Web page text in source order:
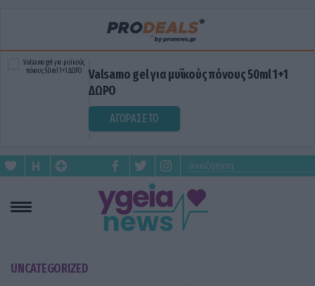
Valsamo gel για μυϊκούς πόνους 50ml 1+1
ΔΩΡΟ
ΑΓΟΡΑΣΕ ΤΟ
UNCATEGORIZED